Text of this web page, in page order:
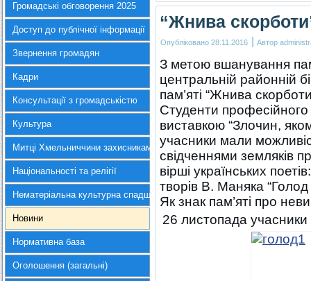
Громадські обговорення 2025
Доступ до публічної інформації
Звернення громадян
Кадри
Консультації з громадськістю
Культура
Митці Хмельниччини захисникам України
Національності та релігії
Нематеріальна культурна спадщина
Новини
Нормативна база
Оголошення (загальні)
“Жнива
Опубліковано 28.11.2016 | Автор
З метою вшанування
центральній районній
пам’яті “Жнива
Студенти
виставкою “Злочин,
учасники мали
свідченнями земляків
вірші українських
творів В. Маняка
Як знак пам’яті про
26 листопада учасники